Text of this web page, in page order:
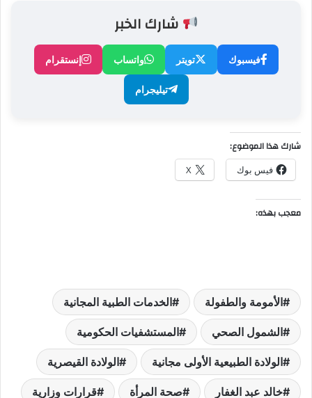
شارك الخبر
فيسبوك تويتر واتساب إنستقرام
تيليجرام
شارك هذا الموضوع:
فيس بوك X
معجب بهذه:
الأمومة والطفولة الخدمات الطبية المجانية
الشمول الصحي المستشفيات الحكومية
الولادة الطبيعية الأولى مجانية الولادة القيصرية
خالد عبد الغفار صحة المرأة قرارات وزارية